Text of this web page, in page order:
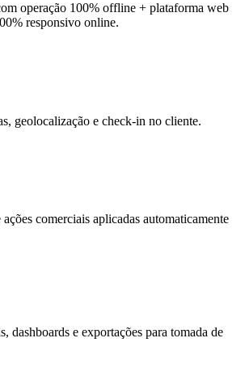
operação 100% offline + plataforma web
responsivo online.
geolocalização e check-in no cliente.
comerciais aplicadas automaticamente
dashboards e exportações para tomada de